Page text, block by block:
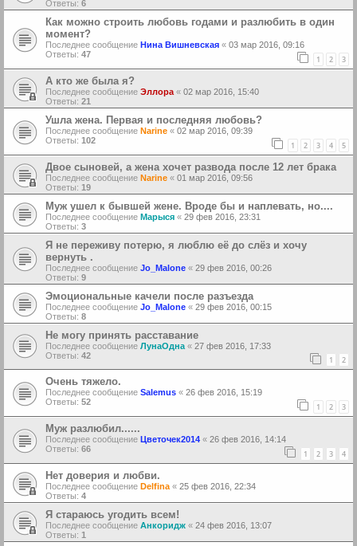
Ответы: 6
Как можно строить любовь годами и разлюбить в один
момент?
Последнее сообщение Нина Вишневская « 03 мар 2016, 09:16
Ответы: 47 1 2 3
А кто же была я?
Последнее сообщение Эллора « 02 мар 2016, 15:40
Ответы: 21
Ушла жена. Первая и последняя любовь?
Последнее сообщение Narine « 02 мар 2016, 09:39
Ответы: 102 1 2 3 4 5
Двое сыновей, а жена хочет развода после 12 лет брака
Последнее сообщение Narine « 01 мар 2016, 09:56
Ответы: 19
Муж ушел к бывшей жене. Вроде бы и наплевать, но....
Последнее сообщение Марыся « 29 фев 2016, 23:31
Ответы: 3
Я не переживу потерю, я люблю её до слёз и хочу
вернуть .
Последнее сообщение Jo_Malone « 29 фев 2016, 00:26
Ответы: 9
Эмоциональные качели после разъезда
Последнее сообщение Jo_Malone « 29 фев 2016, 00:15
Ответы: 8
Не могу принять расставание
Последнее сообщение ЛунаОдна « 27 фев 2016, 17:33
Ответы: 42 1 2
Очень тяжело.
Последнее сообщение Salemus « 26 фев 2016, 15:19
Ответы: 52 1 2 3
Муж разлюбил......
Последнее сообщение Цветочек2014 « 26 фев 2016, 14:14
Ответы: 66 1 2 3 4
Нет доверия и любви.
Последнее сообщение Delfina « 25 фев 2016, 22:34
Ответы: 4
Я стараюсь угодить всем!
Последнее сообщение Анкоридж « 24 фев 2016, 13:07
Ответы: 1